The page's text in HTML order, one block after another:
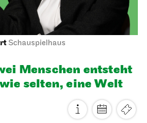
Schauspielhaus
Menschen ent­steht
selten, eine Welt